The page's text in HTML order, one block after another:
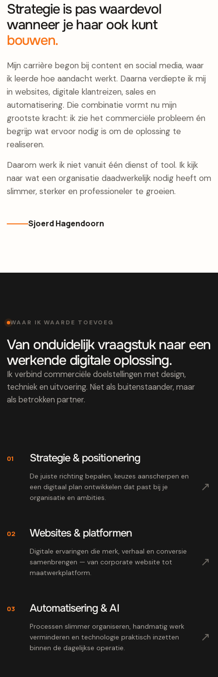
Strategie is pas waardevol
wanneer je haar ook kunt
bouwen.
Mijn carrière begon bij content en social media, waar
ik leerde hoe aandacht werkt. Daarna verdiepte ik mij
in websites, digitale klantreizen, sales en
automatisering. Die combinatie vormt nu mijn
grootste kracht: ik zie het commerciële probleem én
begrijp wat ervoor nodig is om de oplossing te
realiseren.
Daarom werk ik niet vanuit één dienst of tool. Ik kijk
naar wat een organisatie daadwerkelijk nodig heeft om
slimmer, sterker en professioneler te groeien.
Sjoerd Hagendoorn
WAAR IK WAARDE TOEVOEG
Van onduidelijk vraagstuk naar een
werkende digitale oplossing.
Ik verbind commerciële doelstellingen met design,
techniek en uitvoering. Niet als buitenstaander, maar
als betrokken partner.
01 Strategie & positionering
De juiste richting bepalen, keuzes aanscherpen en
een digitaal plan ontwikkelen dat past bij je
organisatie en ambities.
↗
02 Websites & platformen
Digitale ervaringen die merk, verhaal en conversie
samenbrengen — van corporate website tot
maatwerkplatform.
↗
03 Automatisering & AI
Processen slimmer organiseren, handmatig werk
verminderen en technologie praktisch inzetten
binnen de dagelijkse operatie.
↗